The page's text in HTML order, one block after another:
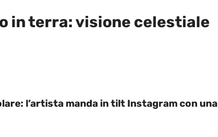
in terra: visione celestiale
l’artista manda in tilt Instagram con una